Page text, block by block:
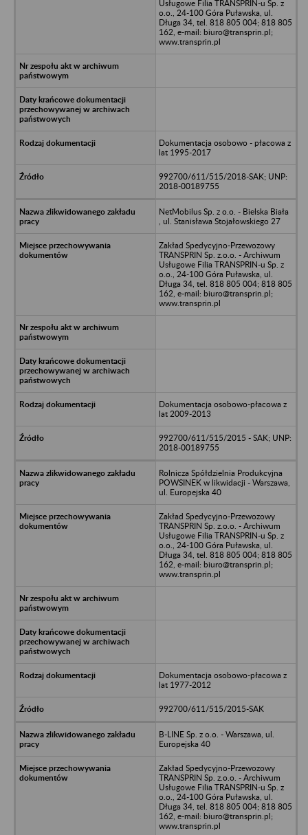
Usługowe Filia TRANSPRIN-u Sp. z
o.o., 24-100 Góra Puławska, ul.
Długa 34, tel. 818 805 004; 818 805
162, e-mail: biuro@transprin.pl;
www.transprin.pl
Dokumentacja osobowo - płacowa z
lat 1995-2017
992700/611/515/2018-SAK; UNP:
2018-00189755
NetMobilus Sp. z o.o. - Bielska Biała
, ul. Stanisława Stojałowskiego 27
Zakład Spedycyjno-Przewozowy
TRANSPRIN Sp. z.o.o. - Archiwum
Usługowe Filia TRANSPRIN-u Sp. z
o.o., 24-100 Góra Puławska, ul.
Długa 34, tel. 818 805 004; 818 805
162, e-mail: biuro@transprin.pl;
www.transprin.pl
Dokumentacja osobowo-płacowa z
lat 2009-2013
992700/611/515/2015 - SAK; UNP:
2018-00189755
Rolnicza Spółdzielnia Produkcyjna
POWSINEK w likwidacji - Warszawa,
ul. Europejska 40
Zakład Spedycyjno-Przewozowy
TRANSPRIN Sp. z.o.o. - Archiwum
Usługowe Filia TRANSPRIN-u Sp. z
o.o., 24-100 Góra Puławska, ul.
Długa 34, tel. 818 805 004; 818 805
162, e-mail: biuro@transprin.pl;
www.transprin.pl
Dokumentacja osobowo-płacowa z
lat 1977-2012
992700/611/515/2015-SAK
B-LINE Sp. z o.o. - Warszawa, ul.
Europejska 40
Zakład Spedycyjno-Przewozowy
TRANSPRIN Sp. z.o.o. - Archiwum
Usługowe Filia TRANSPRIN-u Sp. z
o.o., 24-100 Góra Puławska, ul.
Długa 34, tel. 818 805 004; 818 805
162, e-mail: biuro@transprin.pl;
www.transprin.pl